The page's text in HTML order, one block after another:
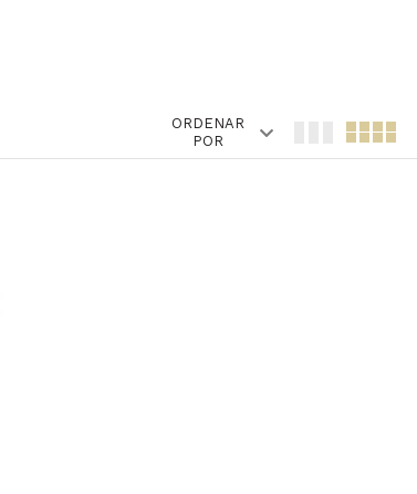
ORDENAR
POR